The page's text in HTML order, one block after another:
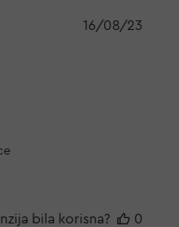
16/08/23
bila korisna?
0